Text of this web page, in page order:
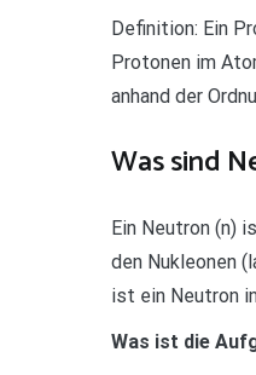
Definition: Ein
Protonen im
anhand der
Was sind
Ein Neutron (n)
den Nukleonen
ist ein Neutron
Was ist die